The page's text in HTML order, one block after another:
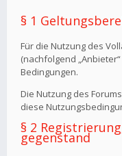
§ 1
Für die Nutzung des
(nachfolgend
Bedingungen.
Die Nutzung des
diese
§ 2
gegenstand